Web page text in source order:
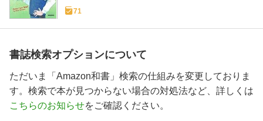
71
書誌検索オプションについて
ただいま「Amazon和書」検索の仕組みを変更しておりま
す。検索で本が見つからない場合の対処法など、詳しくは
こちらのお知らせをご確認ください。